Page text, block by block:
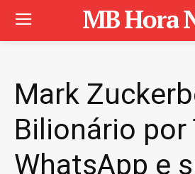
MB Hora
Mark
Bilionário por
WhatsApp e